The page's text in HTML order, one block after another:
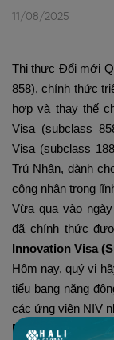
11/08/2025
Thị thực Đổi mới
858), chính thức
hợp và thay thế
Visa (subclass
Visa (subclass
Trú Nhân, dành
công nhận trong
Vừa qua vào ngày
đã chính thức
Innovation Visa
Hôm nay, quý vị
tiểu bang năng
các ứng viên NIV
Mục đích & Đối